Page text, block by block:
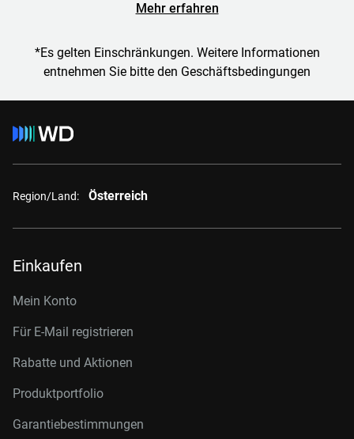
Mehr erfahren
*Es gelten Einschränkungen. Weitere Informationen
entnehmen Sie bitte den Geschäftsbedingungen
Region/Land: Österreich
Einkaufen
Mein Konto
Für E-Mail registrieren
Rabatte und Aktionen
Produktportfolio
Garantiebestimmungen